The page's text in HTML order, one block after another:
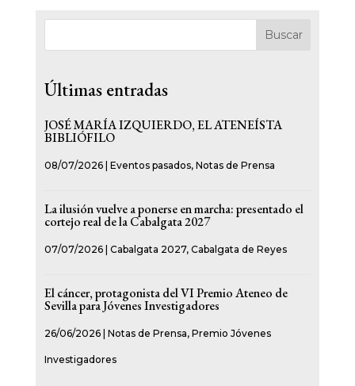
Buscar
Últimas entradas
JOSÉ MARÍA IZQUIERDO, EL ATENEÍSTA
BIBLIÓFILO
08/07/2026| Eventos pasados, Notas de Prensa
La ilusión vuelve a ponerse en marcha: presentado el
cortejo real de la Cabalgata 2027
07/07/2026| Cabalgata 2027, Cabalgata de Reyes
El cáncer, protagonista del VI Premio Ateneo de
Sevilla para Jóvenes Investigadores
26/06/2026| Notas de Prensa, Premio Jóvenes
Investigadores